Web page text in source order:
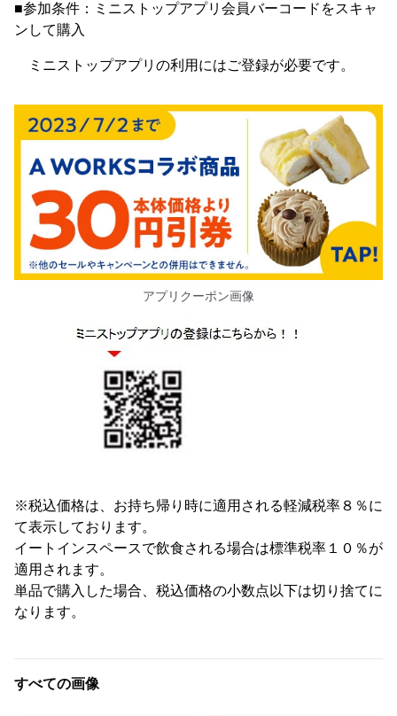
■参加条件：ミニストップアプリ会員バーコードをスキャ
ンして購入
ミニストップアプリの利用にはご登録が必要です。
アプリクーポン画像
※税込価格は、お持ち帰り時に適用される軽減税率８％に
て表示しております。
イートインスペースで飲食される場合は標準税率１０％が
適用されます。
単品で購入した場合、税込価格の小数点以下は切り捨てに
なります。
すべての画像